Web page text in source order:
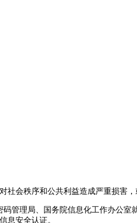
社会秩序和公共利益造成严重损害，
管理局、国务院信息化工作办公
息安全认证。